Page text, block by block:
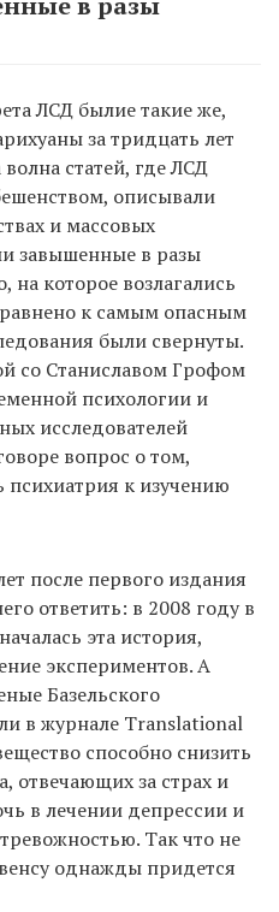
ЛСД былие такие же,
за тридцать лет
статей, где ЛСД
описывали
и массовых
завышенные в разы
которое возлагались
к самым опасным
были свернуты.
со Станиславом Грофом
психологии и
исследователей
вопрос о том,
психиатрия к изучению
после первого издания
ответить: в 2008 году в
эта история,
экспериментов. А
Базельского
в журнале Translational
способно снизить
отвечающих за страх и
в лечении депрессии и
Так что не
однажды придется